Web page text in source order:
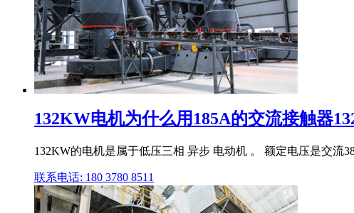
132KW电机为什么用185A的交流接触器
132KW的电机是属于低压三相 异步 电动机 。 额定电压是交流
联系电话: 180 3780 8511